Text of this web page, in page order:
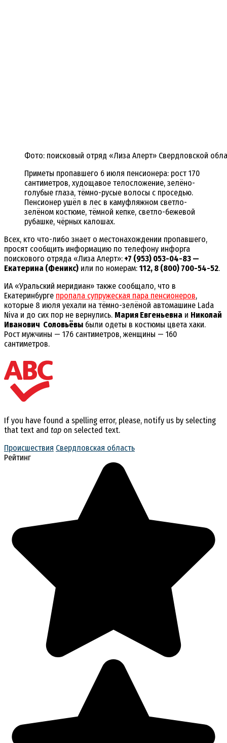
Фото: поисковый отряд «Лиза Алерт» Свердловской
Приметы пропавшего 6 июля пенсионера: рост 170
сантиметров, худощавое телосложение, зелёно-
голубые глаза, тёмно-русые волосы с проседью.
Пенсионер ушёл в лес в камуфляжном светло-
зелёном костюме, тёмной кепке, светло-бежевой
рубашке, чёрных калошах.
Всех, кто что-либо знает о местонахождении пропавшего,
просят сообщить информацию по телефону инфорга
поискового отряда «Лиза Алерт»: +7 (953) 053-04-83 —
Екатерина (Феникс) или по номерам: 112, 8 (800) 700-54-52.
ИА «Уральский меридиан» также сообщало, что в
Екатеринбурге пропала супружеская пара пенсионеров,
которые 8 июля уехали на тёмно-зелёной автомашине Lada
Niva и до сих пор не вернулись. Мария Евгеньевна и Николай
Иванович Соловьёвы были одеты в костюмы цвета хаки.
Рост мужчины — 176 сантиметров, женщины — 160
сантиметров.
If you have found a spelling error, please, notify us by selecting
that text and tap on selected text.
Происшествия Свердловская область
Рейтинг